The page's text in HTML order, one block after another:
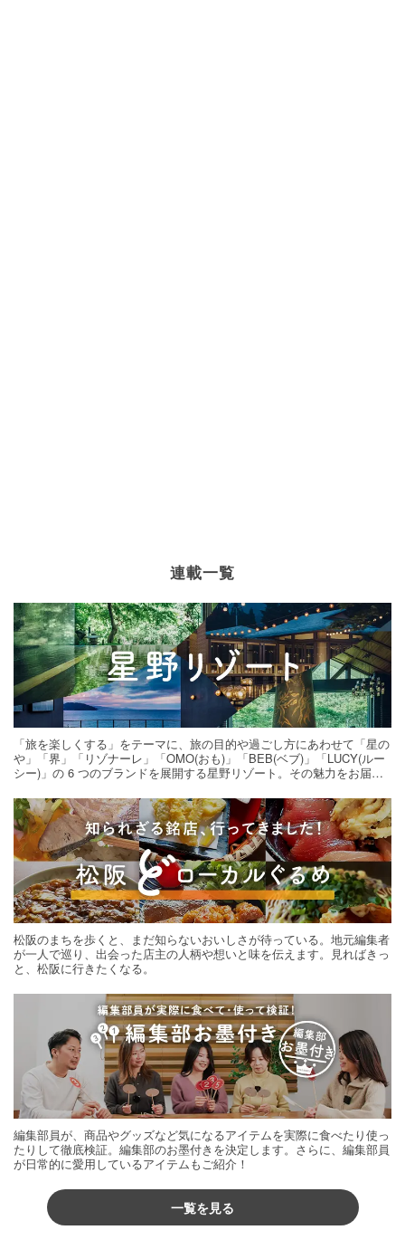
連載一覧
「旅を楽しくする」をテーマに、旅の目的や過ごし方にあわせて「星の
や」「界」「リゾナーレ」「OMO(おも)」「BEB(ベブ)」「LUCY(ルー
シー)」の 6 つのブランドを展開する星野リゾート。その魅力をお届け
松阪のまちを歩くと、まだ知らないおいしさが待っている。地元編集者
が一人で巡り、出会った店主の人柄や想いと味を伝えます。見ればきっ
と、松阪に行きたくなる。
編集部員が、商品やグッズなど気になるアイテムを実際に食べたり使っ
たりして徹底検証。編集部のお墨付きを決定します。さらに、編集部員
が日常的に愛用しているアイテムもご紹介！
一覧を見る